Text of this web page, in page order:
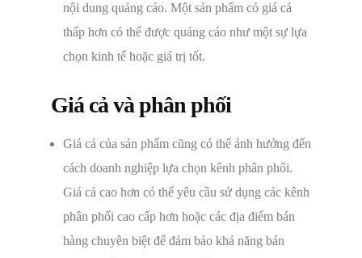
nội dung quảng cáo. Một sản phẩm có giá cả
thấp hơn có thể được quảng cáo như một sự lựa
chọn kinh tế hoặc giá trị tốt.
Giá cả và phân phối
Giá cả của sản phẩm cũng có thể ảnh hưởng đến
cách doanh nghiệp lựa chọn kênh phân phối.
Giá cả cao hơn có thể yêu cầu sử dụng các kênh
phân phối cao cấp hơn hoặc các địa điểm bán
hàng chuyên biệt để đảm bảo khả năng bán